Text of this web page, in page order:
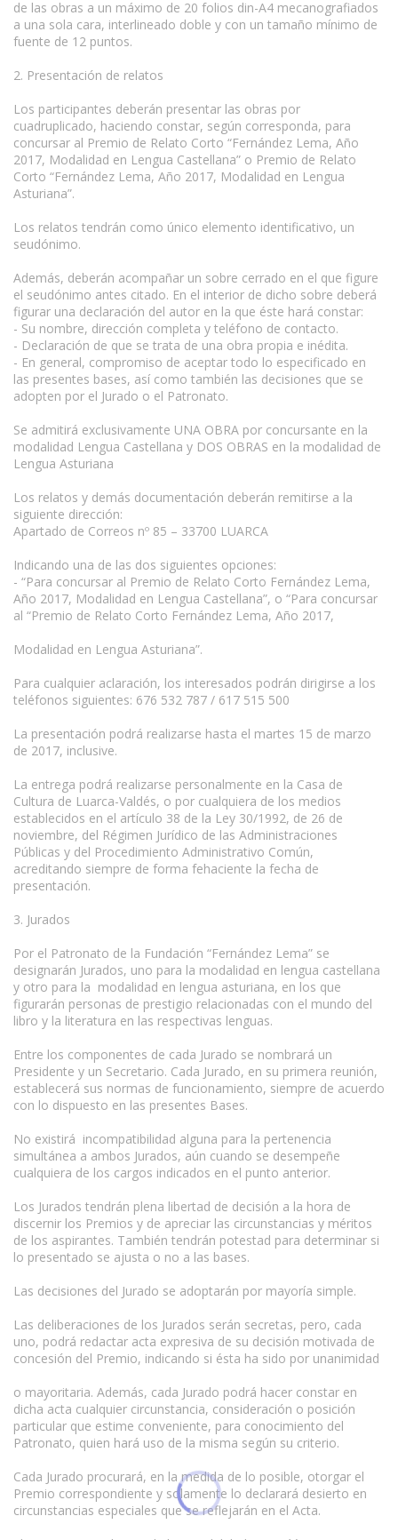
de las obras a un máximo de 20 folios din-A4 mecanografiados
a una sola cara, interlineado doble y con un tamaño mínimo de
fuente de 12 puntos.
2. Presentación de relatos
Los participantes deberán presentar las obras por
cuadruplicado, haciendo constar, según corresponda, para
concursar al Premio de Relato Corto “Fernández Lema, Año
2017, Modalidad en Lengua Castellana” o Premio de Relato
Corto “Fernández Lema, Año 2017, Modalidad en Lengua
Asturiana”.
Los relatos tendrán como único elemento identificativo, un
seudónimo.
Además, deberán acompañar un sobre cerrado en el que figure
el seudónimo antes citado. En el interior de dicho sobre deberá
figurar una declaración del autor en la que éste hará constar:
- Su nombre, dirección completa y teléfono de contacto.
- Declaración de que se trata de una obra propia e inédita.
- En general, compromiso de aceptar todo lo especificado en
las presentes bases, así como también las decisiones que se
adopten por el Jurado o el Patronato.
Se admitirá exclusivamente UNA OBRA por concursante en la
modalidad Lengua Castellana y DOS OBRAS en la modalidad de
Lengua Asturiana
Los relatos y demás documentación deberán remitirse a la
siguiente dirección:
Apartado de Correos nº 85 – 33700 LUARCA
Indicando una de las dos siguientes opciones:
- “Para concursar al Premio de Relato Corto Fernández Lema,
Año 2017, Modalidad en Lengua Castellana”, o “Para concursar
al “Premio de Relato Corto Fernández Lema, Año 2017,
Modalidad en Lengua Asturiana”.
Para cualquier aclaración, los interesados podrán dirigirse a los
teléfonos siguientes: 676 532 787 / 617 515 500
La presentación podrá realizarse hasta el martes 15 de marzo
de 2017, inclusive.
La entrega podrá realizarse personalmente en la Casa de
Cultura de Luarca-Valdés, o por cualquiera de los medios
establecidos en el artículo 38 de la Ley 30/1992, de 26 de
noviembre, del Régimen Jurídico de las Administraciones
Públicas y del Procedimiento Administrativo Común,
acreditando siempre de forma fehaciente la fecha de
presentación.
3. Jurados
Por el Patronato de la Fundación “Fernández Lema” se
designarán Jurados, uno para la modalidad en lengua castellana
y otro para la modalidad en lengua asturiana, en los que
figurarán personas de prestigio relacionadas con el mundo del
libro y la literatura en las respectivas lenguas.
Entre los componentes de cada Jurado se nombrará un
Presidente y un Secretario. Cada Jurado, en su primera reunión,
establecerá sus normas de funcionamiento, siempre de acuerdo
con lo dispuesto en las presentes Bases.
No existirá incompatibilidad alguna para la pertenencia
simultánea a ambos Jurados, aún cuando se desempeñe
cualquiera de los cargos indicados en el punto anterior.
Los Jurados tendrán plena libertad de decisión a la hora de
discernir los Premios y de apreciar las circunstancias y méritos
de los aspirantes. También tendrán potestad para determinar si
lo presentado se ajusta o no a las bases.
Las decisiones del Jurado se adoptarán por mayoría simple.
Las deliberaciones de los Jurados serán secretas, pero, cada
uno, podrá redactar acta expresiva de su decisión motivada de
concesión del Premio, indicando si ésta ha sido por unanimidad
o mayoritaria. Además, cada Jurado podrá hacer constar en
dicha acta cualquier circunstancia, consideración o posición
particular que estime conveniente, para conocimiento del
Patronato, quien hará uso de la misma según su criterio.
Cada Jurado procurará, en la medida de lo posible, otorgar el
Premio correspondiente y solamente lo declarará desierto en
circunstancias especiales que se reflejarán en el Acta.